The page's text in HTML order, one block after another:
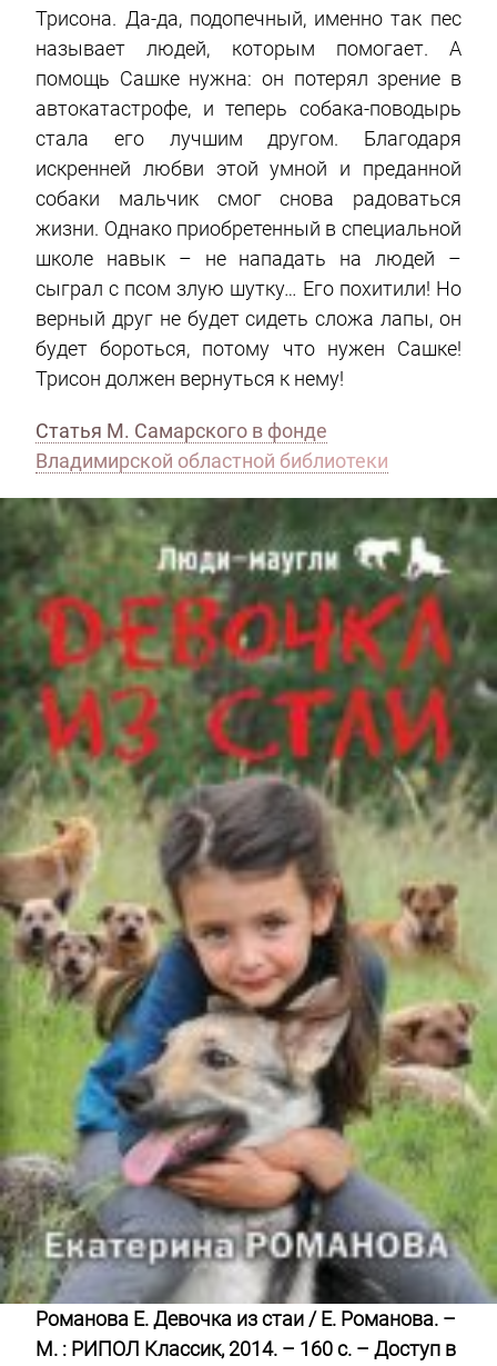
Трисона. Да-да, подопечный, именно так пес
называет людей, которым помогает. А
помощь Сашке нужна: он потерял зрение в
автокатастрофе, и теперь собака-поводырь
стала его лучшим другом. Благодаря
искренней любви этой умной и преданной
собаки мальчик смог снова радоваться
жизни. Однако приобретенный в специальной
школе навык – не нападать на людей –
сыграл с псом злую шутку… Его похитили! Но
верный друг не будет сидеть сложа лапы, он
будет бороться, потому что нужен Сашке!
Трисон должен вернуться к нему!
Статья М. Самарского в фонде
Владимирской областной библиотеки
Романова Е. Девочка из стаи / Е. Романова. –
М. : РИПОЛ Классик, 2014. – 160 с. – Доступ в